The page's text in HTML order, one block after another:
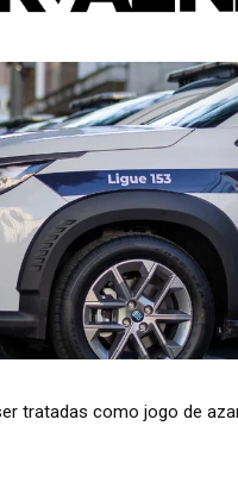
tratadas como jogo de